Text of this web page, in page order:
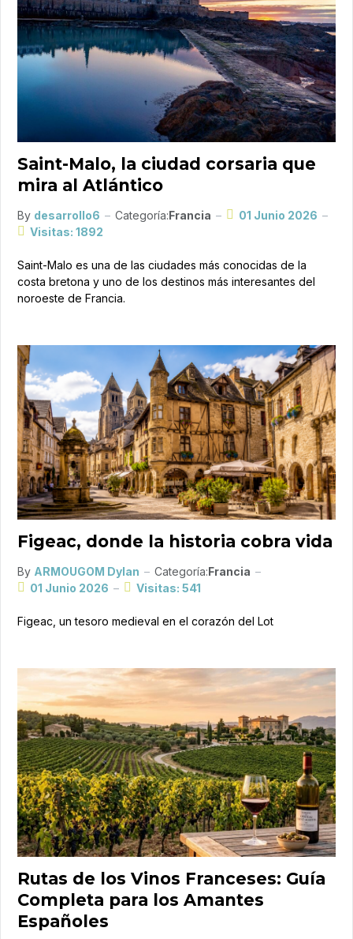
Saint-Malo, la ciudad corsaria que
mira al Atlántico
By desarrollo6 Categoría:Francia
01 Junio 2026
Visitas: 1892
Saint-Malo es una de las ciudades más conocidas de la
costa bretona y uno de los destinos más interesantes del
noroeste de Francia.
Figeac, donde la historia cobra vida
By ARMOUGOM Dylan Categoría:Francia
01 Junio 2026
Visitas: 541
Figeac, un tesoro medieval en el corazón del Lot
Rutas de los Vinos Franceses: Guía
Completa para los Amantes
Españoles